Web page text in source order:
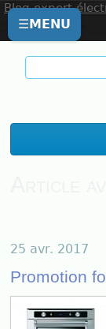
Blog expert
☰MENU
25 avr. 2017
Promotion